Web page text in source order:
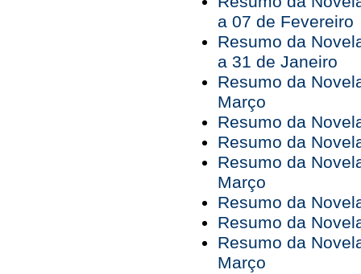
a 07 de Fevereiro
Resumo da
a 31 de Janeiro
Resumo da
Março
Resumo da
Resumo da
Resumo da
Março
Resumo da
Resumo da
Resumo da
Março